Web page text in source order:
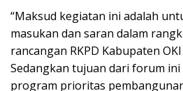
“Maksud kegiatan ini adalah
masukan dan saran dalam
rancangan RKPD Kabupaten
Sedangkan tujuan dari forum
program prioritas